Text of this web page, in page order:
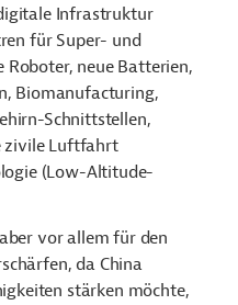
Infrastruktur
für Super- und
neue Batterien,
Biomanufacturing,
Schnittstellen,
zivile Luftfahrt
(Low-Altitude-
vor allem für den
da China
stärken möchte,